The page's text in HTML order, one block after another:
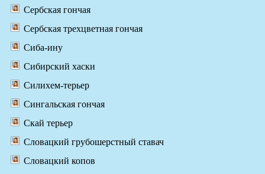
Сербская гончая
Сербская трехцветная гончая
Сиба-ину
Сибирский хаски
Силихем-терьер
Сингальская гончая
Скай терьер
Словацкий грубошерстный ставач
Словацкий копов